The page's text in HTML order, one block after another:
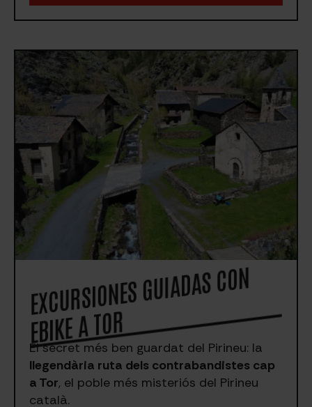
EXCURSIO
NES GUIADAS CO
N
EBIKE A TOR
El secret més ben guardat del Pirineu: la
llegendària ruta dels contrabandistes cap
a Tor, el poble més misteriós del Pirineu
català.